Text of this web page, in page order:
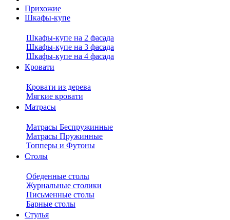
Прихожие
Шкафы-купе
Шкафы-купе на 2 фасада
Шкафы-купе на 3 фасада
Шкафы-купе на 4 фасада
Кровати
Кровати из дерева
Мягкие кровати
Матрасы
Матрасы Беспружинные
Матрасы Пружинные
Топперы и Футоны
Столы
Обеденные столы
Журнальные столики
Письменные столы
Барные столы
Стулья